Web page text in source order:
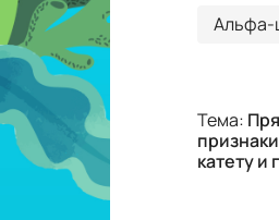
Альфа-
Тема:
катету и